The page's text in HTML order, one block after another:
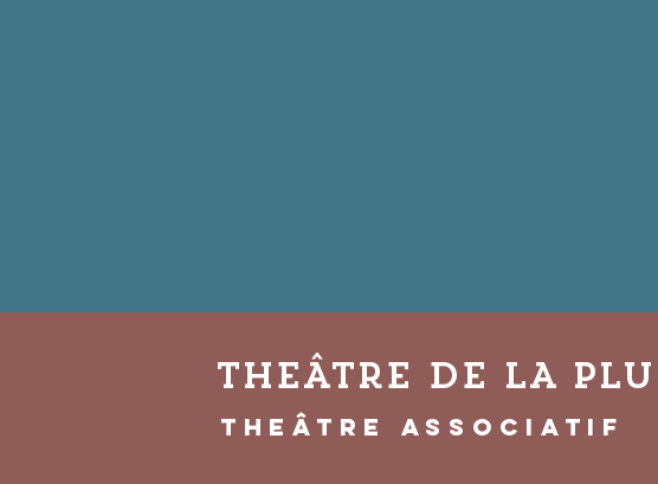
THEÂTRE DE LA
THEÂTRE associatif